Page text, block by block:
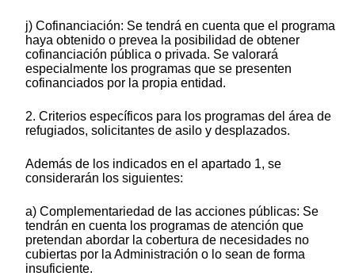
j) Cofinanciación: Se tendrá en cuenta que el programa
haya obtenido o prevea la posibilidad de obtener
cofinanciación pública o privada. Se valorará
especialmente los programas que se presenten
cofinanciados por la propia entidad.
2. Criterios específicos para los programas del área de
refugiados, solicitantes de asilo y desplazados.
Además de los indicados en el apartado 1, se
considerarán los siguientes:
a) Complementariedad de las acciones públicas: Se
tendrán en cuenta los programas de atención que
pretendan abordar la cobertura de necesidades no
cubiertas por la Administración o lo sean de forma
insuficiente.